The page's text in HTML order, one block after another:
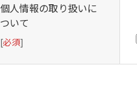
個人情報の取り扱いに
ついて
[必須]